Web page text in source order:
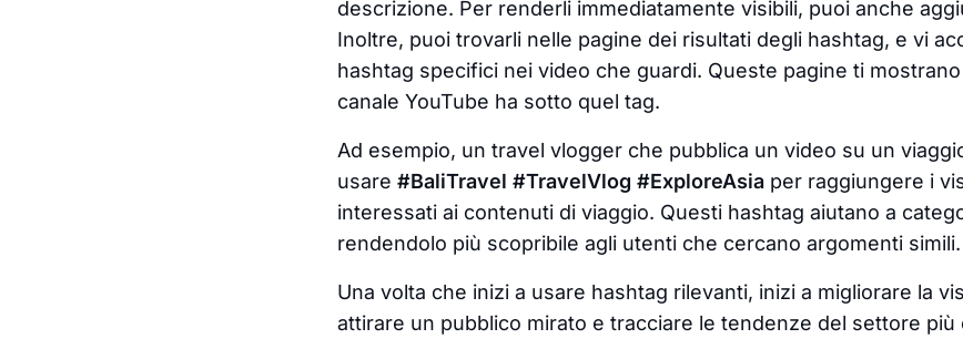
descrizione. Per renderli immediatamente visibili, puoi anche
Inoltre, puoi trovarli nelle pagine dei risultati degli hashtag, e vi
hashtag specifici nei video che guardi. Queste pagine ti
canale YouTube ha sotto quel tag.
Ad esempio, un travel vlogger che pubblica un video su un
usare #BaliTravel #TravelVlog #ExploreAsia per raggiungere i
interessati ai contenuti di viaggio. Questi hashtag aiutano a
rendendolo più scopribile agli utenti che cercano argomenti simili.
Una volta che inizi a usare hashtag rilevanti, inizi a migliorare la
attirare un pubblico mirato e tracciare le tendenze del settore più